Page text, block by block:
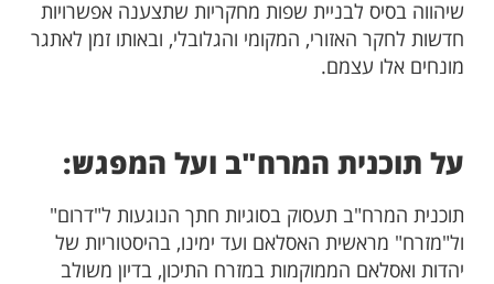
שיהווה בסיס לבניית שפות מחקריות שתצענה אפשרויות
חדשות לחקר האזורי, המקומי והגלובלי, ובאותו זמן לאתגר
מונחים אלו עצמם.
על תוכנית המרח"ב ועל המפגש:
תוכנית המרח"ב תעסוק בסוגיות חתך הנוגעות ל"דרום"
ול"מזרח" מראשית האסלאם ועד ימינו, בהיסטוריות של
יהדות ואסלאם הממוקמות במזרח התיכון, בדיון משולב